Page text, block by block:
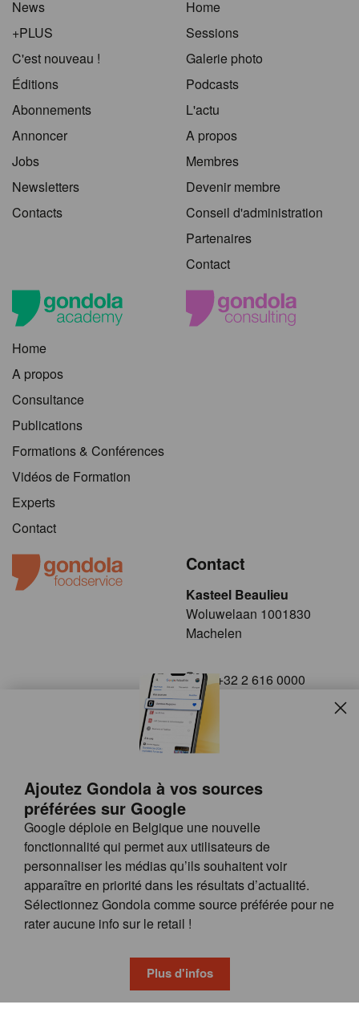
Ajoutez Gondola à vos sources
préférées sur Google
Google déploie en Belgique une nouvelle
fonctionnalité qui permet aux utilisateurs de
personnaliser les médias qu’ils souhaitent voir
apparaître en priorité dans les résultats d’actualité.
Sélectionnez Gondola comme source préférée pour ne
rater aucune info sur le retail !
Plus d'infos
News
+PLUS
C'est nouveau !
Éditions
Abonnements
Annoncer
Jobs
Newsletters
Contacts
Home
Sessions
Galerie photo
Podcasts
L'actu
A propos
Membres
Devenir membre
Conseil d'administration
Partenaires
Contact
Home
A propos
Consultance
Publications
Formations & Conférences
Vidéos de Formation
Experts
Contact
Contact
Kasteel Beaulieu
​​​Woluwelaan 1001830
Machelen
+32 2 616 0000
Follow us on
© GONDOLA GROUP
FAQ
CONDITIONS GÉNÉRALES
PRIVACY & COOKIE POLICY
wieni